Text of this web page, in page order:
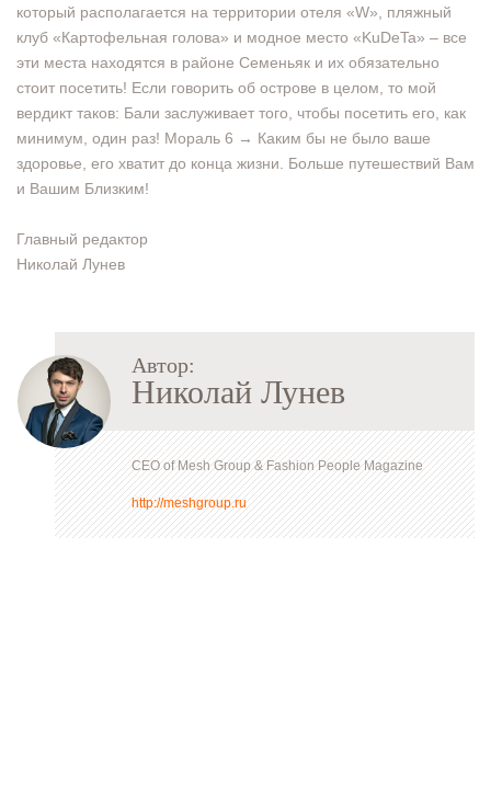
который располагается на территории отеля «W», пляжный
клуб «Картофельная голова» и модное место «KuDeTa» – все
эти места находятся в районе Семеньяк и их обязательно
стоит посетить! Если говорить об острове в целом, то мой
вердикт таков: Бали заслуживает того, чтобы посетить его, как
минимум, один раз! Мораль 6 → Каким бы не было ваше
здоровье, его хватит до конца жизни. Больше путешествий Вам
и Вашим Близким!
Главный редактор
Николай Лунев
Автор:
Николай Лунев
CEO of Mesh Group & Fashion People Magazine
http://meshgroup.ru